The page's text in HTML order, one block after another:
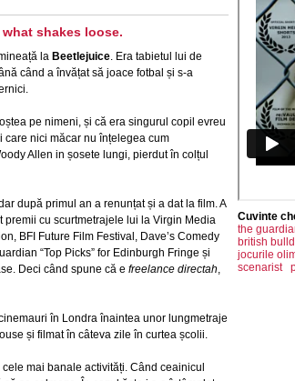
shakes loose.
la Beetlejuice. Era tabietul lui de
când a învățat să joace fotbal și s-a
pe nimeni, și că era singurul copil evreu
nici măcar nu înțelegea cum
Allen in șosete lungi, pierdut în colțul
după primul an a renunțat și a dat la film. A
premii cu scurtmetrajele lui la Virgin Media
BFI Future Film Festival, Dave’s Comedy
“Top Picks” for Edinburgh Fringe și
Deci când spune că e freelance directah,
în Londra înaintea unor lungmetraje
și filmat în câteva zile în curtea școlii.
mai banale activități. Când ceainicul
Cuvinte
the
british
jocurile
scenarist